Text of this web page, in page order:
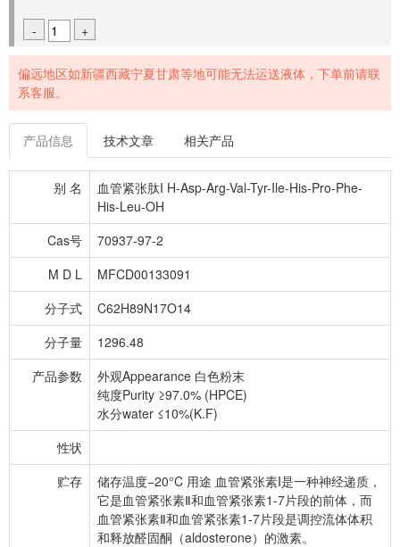
- +
偏远地区如新疆西藏宁夏甘肃等地可能无法运送液体，下单前请联
系客服。
产品信息 技术文章 相关产品
别 名
血管紧张肽I H-Asp-Arg-Val-Tyr-Ile-His-Pro-Phe-
His-Leu-OH
Cas号
70937-97-2
M D L
MFCD00133091
分子式
C62H89N17O14
分子量
1296.48
产品参数
外观Appearance 白色粉末
纯度Purity ≥97.0% (HPCE)
水分water ≤10%(K.F)
性状
贮存
储存温度−20°C 用途 血管紧张素I是一种神经递质，
它是血管紧张素Ⅱ和血管紧张素1-7片段的前体，而
血管紧张素Ⅱ和血管紧张素1-7片段是调控流体体积
和释放醛固酮（aldosterone）的激素。